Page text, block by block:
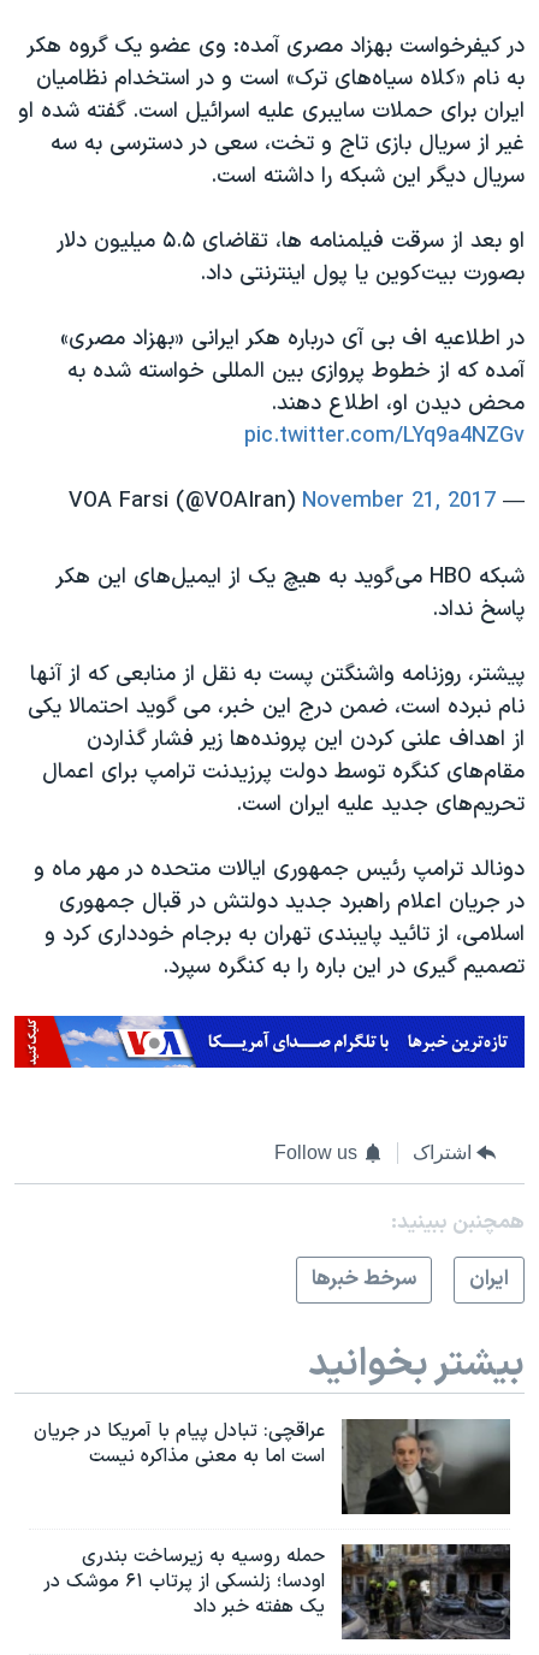
در کیفرخواست بهزاد مصری آمده: وی عضو یک گروه هکر
به نام «کلاه‌ سیاه‌های ترک» است و در استخدام نظامیان
ایران برای حملات سایبری علیه اسرائیل است. گفته شده او
غیر از سریال بازی تاج و تخت، سعی در دسترسی به سه
سریال دیگر این شبکه را داشته است.
او بعد از سرقت فیلمنامه ها، تقاضای ۵.۵ میلیون دلار
بصورت بیت‌کوین یا پول اینترنتی داد.
در اطلاعیه اف بی آی درباره هکر ایرانی «بهزاد مصری»
آمده که از خطوط پروازی بین المللی خواسته شده به
محض دیدن او، اطلاع دهند.
pic.twitter.com/LYq9a4NZGv
— VOA Farsi (@VOAIran)
November 21, 2017
شبکه HBO می‌گوید به هیچ یک از ایمیل‌های این هکر
پاسخ نداد.
پیشتر، روزنامه واشنگتن پست به نقل از منابعی که از آنها
نام نبرده است، ضمن درج این خبر، می گوید احتمالا یکی
از اهداف علنی کردن این پرونده‌ها زیر فشار گذاردن
مقام‌های کنگره توسط دولت پرزیدنت ترامپ برای اعمال
تحریم‌های جدید علیه ایران است.
دونالد ترامپ رئیس جمهوری ایالات متحده در مهر ماه و
در جریان اعلام راهبرد جدید دولتش در قبال جمهوری
اسلامی، از تائید پایبندی تهران به برجام خودداری کرد و
تصمیم گیری در این باره را به کنگره سپرد.
اشتراک Follow us
همچنبن ببینید:
ايران
سرخط خبرها
بیشتر بخوانید
عراقچی: تبادل پیام با آمریکا در جریان
است اما به معنی مذاکره نیست
حمله روسیه به زیرساخت بندری
اودسا؛ زلنسکی از پرتاب ۶۱ موشک در
یک هفته خبر داد